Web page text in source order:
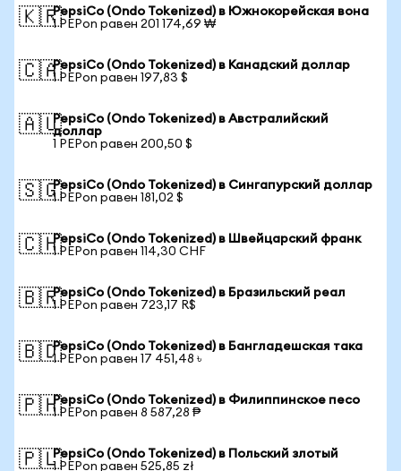
🇰🇷PepsiCo (Ondo Tokenized) в Южнокорейская вона
1 PEPon равен 201 174,69 ₩
🇨🇦PepsiCo (Ondo Tokenized) в Канадский доллар
1 PEPon равен 197,83 $
🇦🇺PepsiCo (Ondo Tokenized) в Австралийский
доллар
1 PEPon равен 200,50 $
🇸🇬PepsiCo (Ondo Tokenized) в Сингапурский доллар
1 PEPon равен 181,02 $
🇨🇭PepsiCo (Ondo Tokenized) в Швейцарский франк
1 PEPon равен 114,30 CHF
🇧🇷PepsiCo (Ondo Tokenized) в Бразильский реал
1 PEPon равен 723,17 R$
🇧🇩PepsiCo (Ondo Tokenized) в Бангладешская така
1 PEPon равен 17 451,48 ৳
🇵🇭PepsiCo (Ondo Tokenized) в Филиппинское песо
1 PEPon равен 8 587,28 ₱
🇵🇱PepsiCo (Ondo Tokenized) в Польский злотый
1 PEPon равен 525,85 zł